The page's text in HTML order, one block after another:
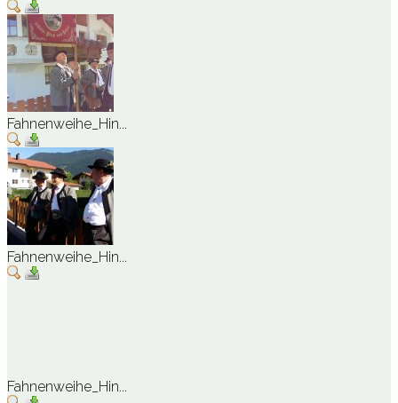
Fahnenweihe_Hin...
Fahnenweihe_Hin...
Fahnenweihe_Hin...